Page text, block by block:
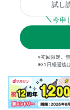
試し
今申
※初回限定。
※31日経過後